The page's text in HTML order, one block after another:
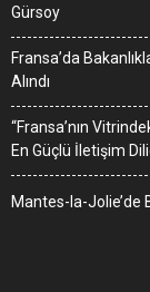
Gürsoy
Fransa’da
Alındı
“Fransa’nın
En Güçlü İletişim
Mantes-la-Jolie’de